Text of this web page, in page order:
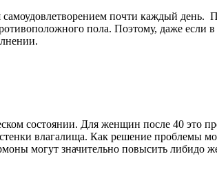
почти каждый день.
пола. Поэтому, даже если в
состоянии. Для женщин после 40 это
влагалища. Как решение проблемы
могут значительно повысить